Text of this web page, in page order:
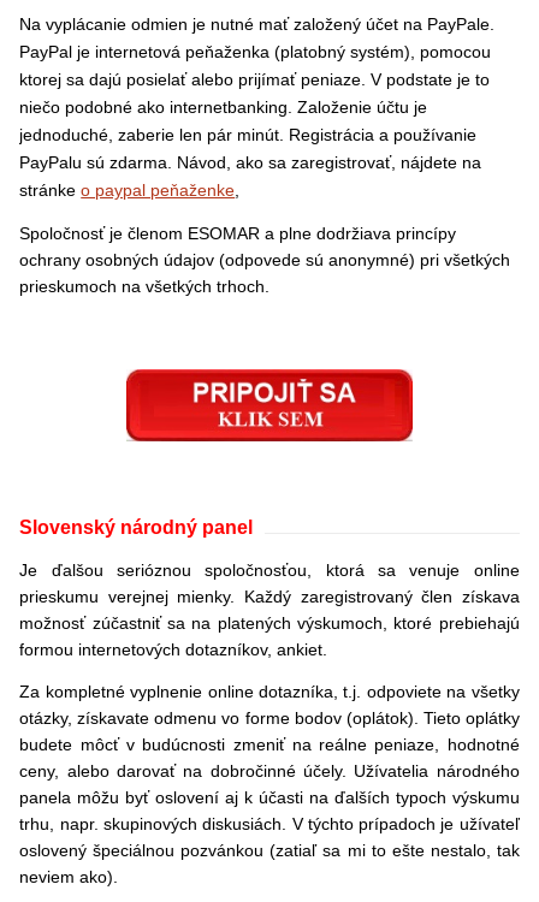
Na vyplácanie odmien je nutné mať založený účet na PayPale.
PayPal je internetová peňaženka (platobný systém), pomocou
ktorej sa dajú posielať alebo prijímať peniaze. V podstate je to
niečo podobné ako internetbanking. Založenie účtu je
jednoduché, zaberie len pár minút. Registrácia a používanie
PayPalu sú zdarma. Návod, ako sa zaregistrovať, nájdete na
stránkeo paypal peňaženke
Spoločnosť je členom ESOMAR a plne dodržiava princípy
ochrany osobných údajov (odpovede sú anonymné) pri všetkých
prieskumoch na všetkých trhoch.
Slovenský národný panel
Je ďalšou serióznou spoločnosťou, ktorá sa venuje online
prieskumu verejnej mienky. Každý zaregistrovaný člen získava
možnosť zúčastniť sa na platených výskumoch, ktoré prebiehajú
formou internetových dotazníkov, ankiet.
Za kompletné vyplnenie online dotazníka, t.j. odpoviete na všetky
otázky, získavate odmenu vo forme bodov (oplátok). Tieto oplátky
budete môcť v budúcnosti zmeniť na reálne peniaze, hodnotné
ceny, alebo darovať na dobročinné účely. Užívatelia národného
panela môžu byť oslovení aj k účasti na ďalších typoch výskumu
trhu, napr. skupinových diskusiách. V týchto prípadoch je užívateľ
oslovený špeciálnou pozvánkou (zatiaľ sa mi to ešte nestalo, tak
neviem ako).